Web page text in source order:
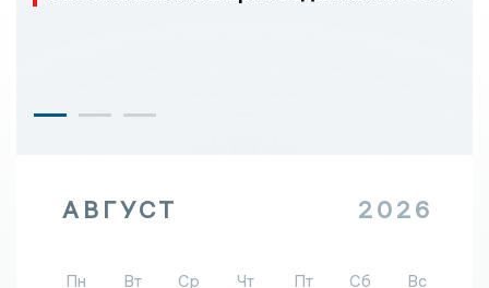
АВГУСТ 2026
Пн Вт Ср Чт Пт Сб
Вс